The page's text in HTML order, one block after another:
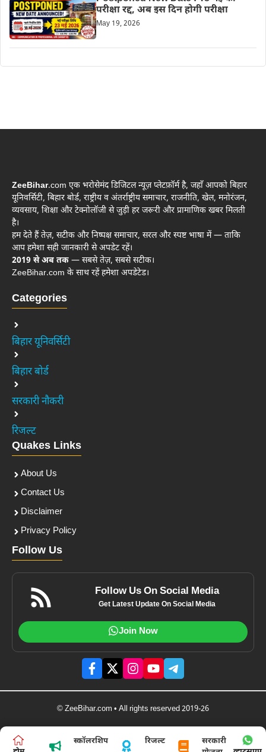
परीक्षा रद्द, अब इस दिन होगी परीक्षा
May 19, 2026
ZeeBihar.com एक भरोसेमंद डिजिटल न्यूज़ प्लेटफ़ॉर्म है, जहाँ आपको बिहार
यूनिवर्सिटी, बिहार बोर्ड, राष्ट्रीय व अंतर्राष्ट्रीय समाचार, राजनीति, खेल, मनोरंजन,
व्यवसाय, शिक्षा और टेक्नोलॉजी से जुड़ी हर जरूरी और प्रामाणिक खबर मिलती
है।
हम देते हैं तेज़, सटीक और निष्पक्ष समाचार, सरल और स्पष्ट भाषा में — ताकि
आप हमेशा सही जानकारी से अपडेट रहें।
2019 से अब तक — सबसे तेज़, सबसे सटीक।
ZeeBihar.com के साथ रहें हमेशा अपडेटेड।
Categories
बिहार यूनिवर्सिटी
बिहार बोर्ड
सरकारी नौकरी
रिजल्ट
Quakes Links
About Us
Contact Us
Disclaimer
Privacy Policy
Follow Us
Follow Us On Social Media
Get Latest Update On Social Media
Join Now
© ZeeBihar.com • All rights reserved 2019-26
स्कॉलरशिप रिजल्ट
सरकारी